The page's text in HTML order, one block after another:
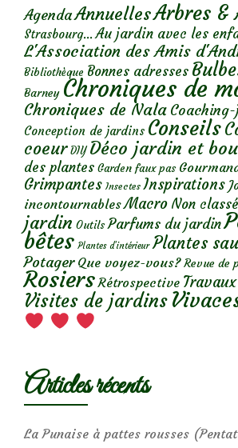
AgendaAnnuellesArbres &
Strasbourg... Au jardin avec les
L'Association des Amis
Bibliothèque Bonnes adresses
Barney Chroniques de
Chroniques de Nala
Conception de jardins Conseils
coeur DIY Déco jardin et
des plantes Garden faux pas
Grimpantes Insectes Inspirations
incontournables Macro Non classé
jardin Outils Parfums du jardin
bêtes Plantes d’intérieur Plantes
Potager Que voyez-vous? Revue de
Rosiers Rétrospective
Visites de jardins
Articles récents
La Punaise à pattes rousses